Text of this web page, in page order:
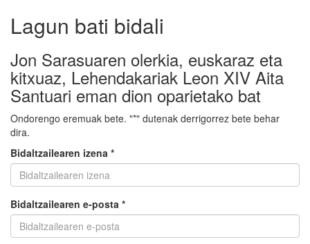
Lagun bati bidali
Jon Sarasuaren olerkia, euskaraz eta
kitxuaz, Lehendakariak Leon XIV Aita
Santuari eman dion oparietako bat
Ondorengo eremuak bete. "*" dutenak derrigorrez bete behar
dira.
Bidaltzailearen izena *
Bidaltzailearen e-posta *